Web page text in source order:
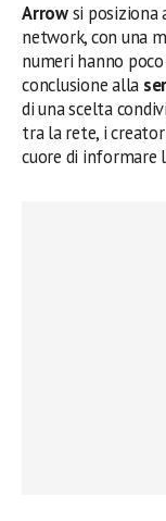
Arrowsi posiziona
network, con una
numeri hanno
conclusione alla
di una scelta
tra la rete, i
cuore di informare